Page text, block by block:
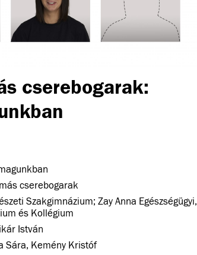
cserebogarak:
cserebogarak
Szakgimnázium; Zay Anna Egészségügyi,
és Kollégium
István
Sára, Kemény Kristóf